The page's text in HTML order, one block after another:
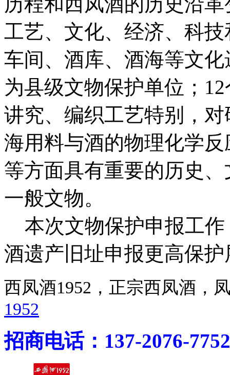
工艺、文化、经济、科
车间、酒库、酒海等文
为县级文物保护单位；
讲究、编织工艺特别，
海用料与酒的物理化学
等方面具有重要的历史
一般文物。
本次文物保护申报工作
酒遗产旧址申报更高保
西凤酒1952，正宗西凤酒
1952
招商电话：137-2076-7752